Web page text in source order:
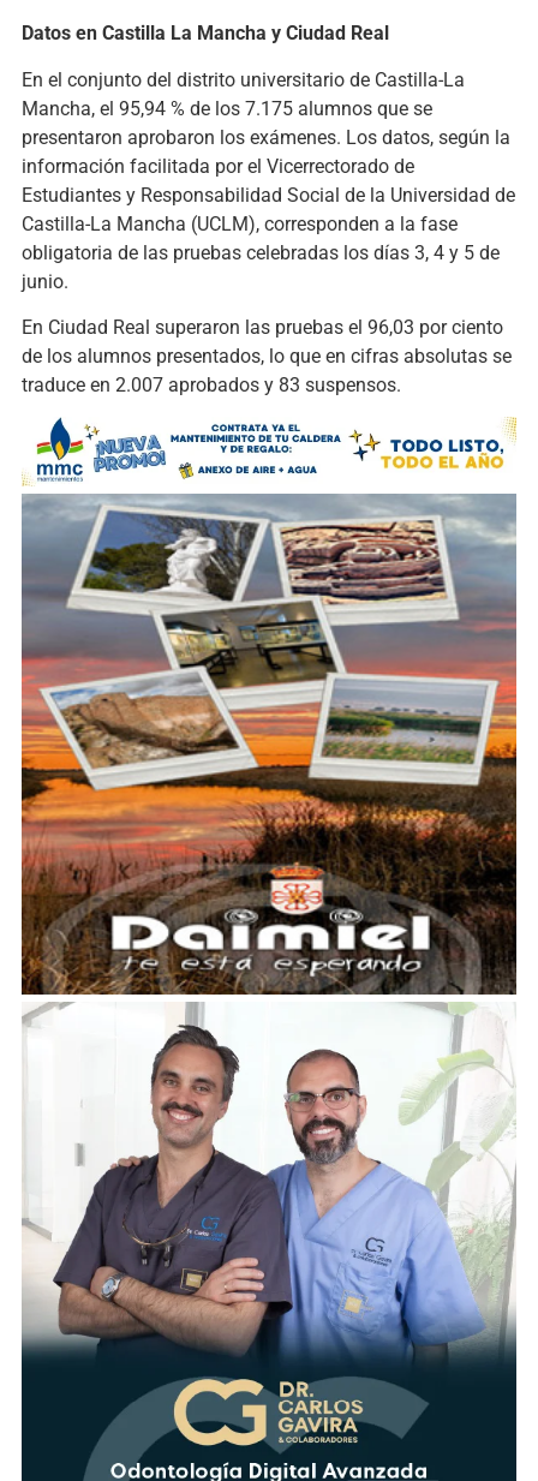
Datos en Castilla La Mancha y Ciudad Real
En el conjunto del distrito universitario de Castilla-La
Mancha, el 95,94 % de los 7.175 alumnos que se
presentaron aprobaron los exámenes. Los datos, según la
información facilitada por el Vicerrectorado de
Estudiantes y Responsabilidad Social de la Universidad de
Castilla-La Mancha (UCLM), corresponden a la fase
obligatoria de las pruebas celebradas los días 3, 4 y 5 de
junio.
En Ciudad Real superaron las pruebas el 96,03 por ciento
de los alumnos presentados, lo que en cifras absolutas se
traduce en 2.007 aprobados y 83 suspensos.